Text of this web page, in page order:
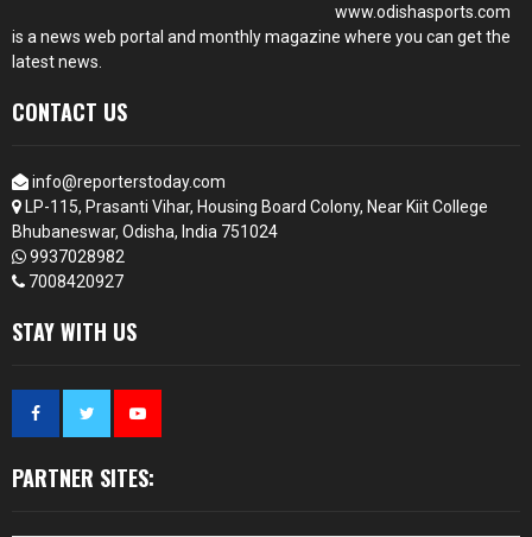
www.odishasports.com
is a news web portal and monthly magazine where you can get the
latest news.
CONTACT US
info@reporterstoday.com
LP-115, Prasanti Vihar, Housing Board Colony, Near Kiit College
Bhubaneswar, Odisha, India 751024
9937028982
7008420927
STAY WITH US
PARTNER SITES: